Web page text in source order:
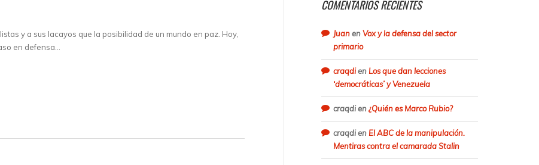
y a sus lacayos que la posibilidad de un mundo en paz. Hoy,
en defensa…
COMENTARIOS RECIENTES
JuanenVox y la defensa del sector
primario
craqdien Los que dan lecciones
‘democráticas’ y Venezuela
craqdien¿Quién es Marco Rubio?
craqdien El ABC de la manipulación.
Mentiras contra el camarada Stalin